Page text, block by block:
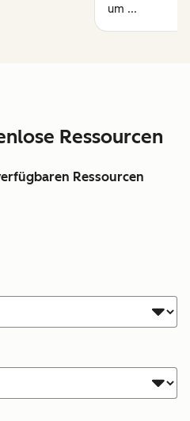
um ...
Ressourcen
Ressourcen